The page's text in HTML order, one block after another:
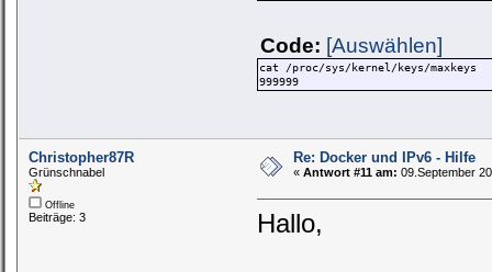
Code: [Auswählen]
cat /proc/sys/kernel/keys/maxkeys
999999
Christopher87R
Grünschnabel
Offline
Beiträge: 3
Re: Docker und IPv6 - Hilfe
« Antwort #11 am: 09.September
Hallo,